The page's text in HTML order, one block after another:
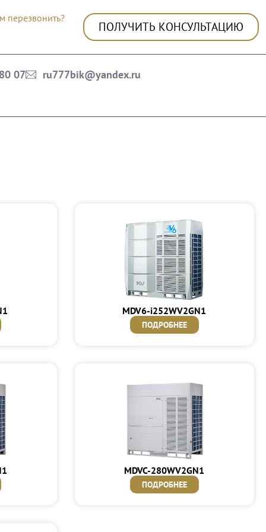
перезвонить?
ПОЛУЧИТЬ КОНСУЛЬТАЦИЮ
07 ru777bik@yandex.ru
MDV6-i252WV2GN1
ПОДРОБНЕЕ
MDVC-280WV2GN1
ПОДРОБНЕЕ